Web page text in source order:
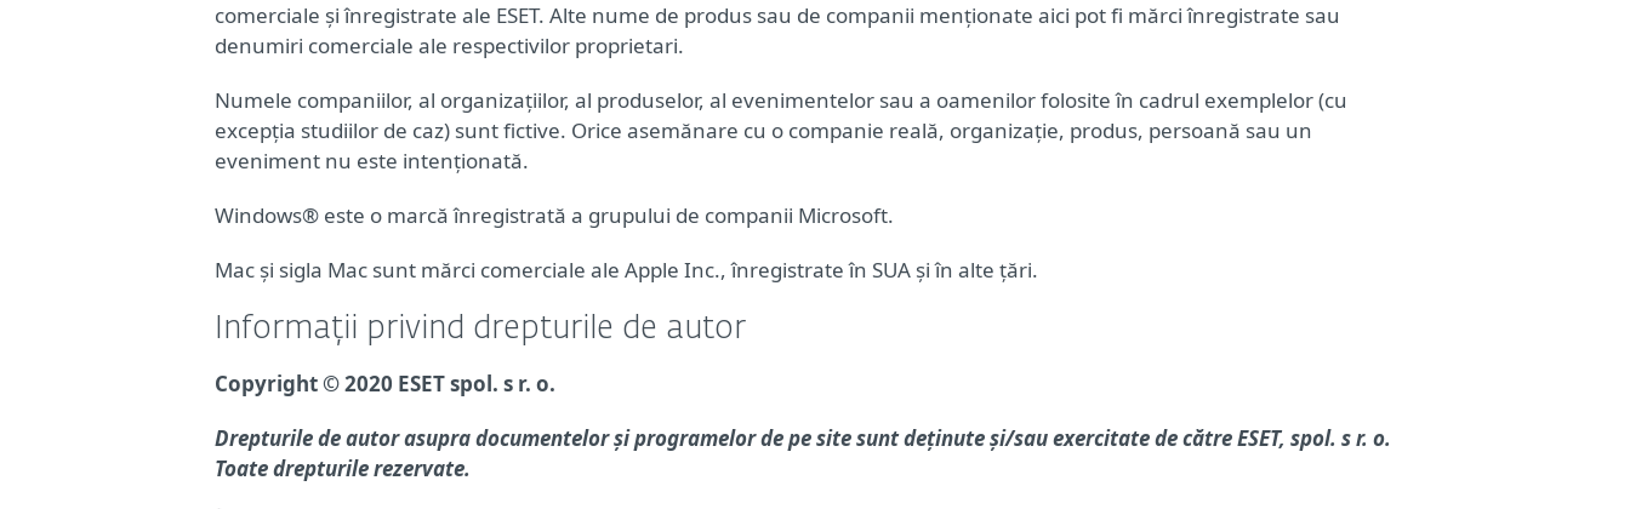
comerciale și înregistrate ale ESET. Alte nume de produs sau de companii menționate aici pot fi mărci înregistrate sau
denumiri comerciale ale respectivilor proprietari.
Numele companiilor, al organizațiilor, al produselor, al evenimentelor sau a oamenilor folosite în cadrul exemplelor (cu
excepția studiilor de caz) sunt fictive. Orice asemănare cu o companie reală, organizație, produs, persoană sau un
eveniment nu este intenționată.
Windows® este o marcă înregistrată a grupului de companii Microsoft.
Mac și sigla Mac sunt mărci comerciale ale Apple Inc., înregistrate în SUA și în alte țări.
Informații privind drepturile de autor
Copyright © 2020 ESET spol. s r. o.
Drepturile de autor asupra documentelor și programelor de pe site sunt deținute și/sau exercitate de către ESET, spol. s r. o.
Toate drepturile rezervate.